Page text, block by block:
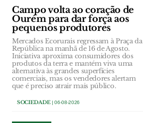
Campo volta ao coração de
Ourém para dar força aos
pequenos produtores
Mercados Ecorurais regressam à Praça da
República na manhã de 16 de Agosto.
Iniciativa aproxima consumidores dos
produtos da terra e mantém viva uma
alternativa às grandes superfícies
comerciais, mas os vendedores alertam
que é preciso atrair mais público.
SOCIEDADE| 06-08-2026